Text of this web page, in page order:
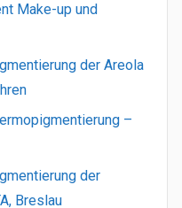
Make-up und
der Areola
–
der
Breslau